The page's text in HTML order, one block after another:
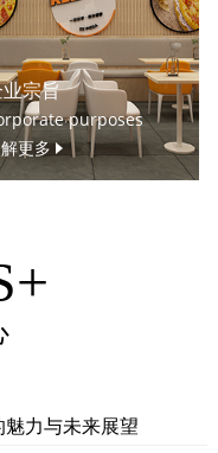
宗旨
purposes
更多
力与未来展望